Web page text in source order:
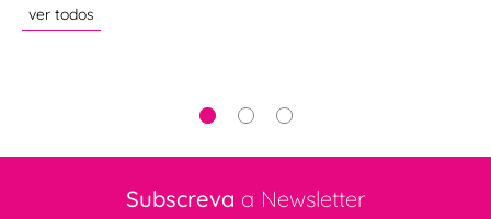
ver todos
Subscreva a Newsletter